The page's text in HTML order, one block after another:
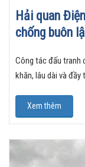
Hải quan
chống buôn
Công tác đấu tranh
khăn, lâu dài và
Xem thêm